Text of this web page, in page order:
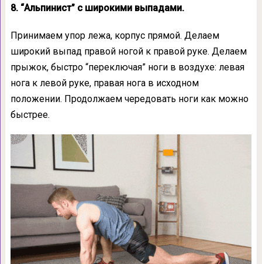
8. “Альпинист” с широкими выпадами.
Принимаем упор лежа, корпус прямой. Делаем
широкий выпад правой ногой к правой руке. Делаем
прыжок, быстро “переключая” ноги в воздухе: левая
нога к левой руке, правая нога в исходном
положении. Продолжаем чередовать ноги как можно
быстрее.